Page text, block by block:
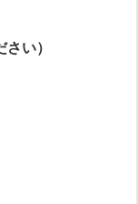
い）